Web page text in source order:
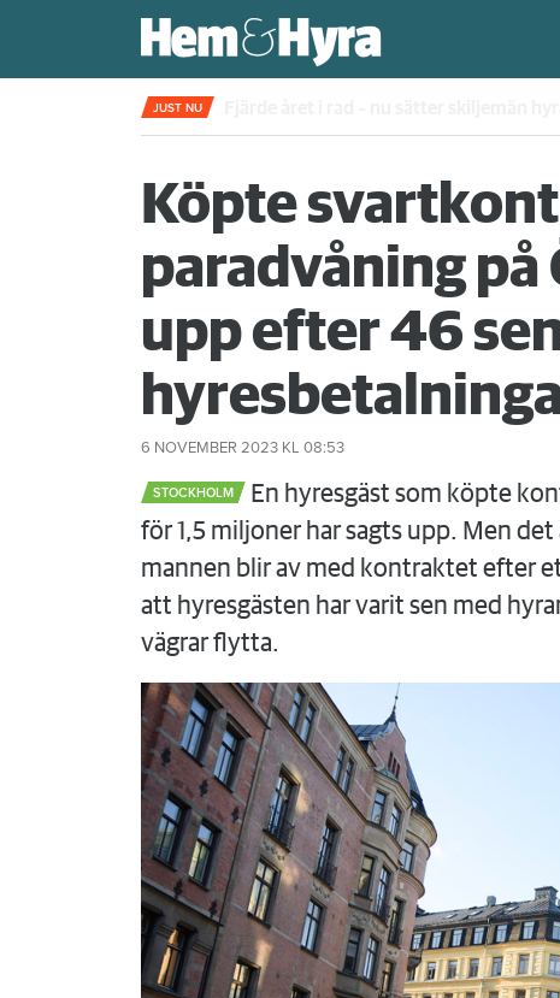
JUST NU
Köpte
paradvåning på
upp efter 46
6 NOVEMBER 2023 KL 08:53
STOCKHOLM
En hyresgäst som köpte
för 1,5 miljoner har sagts upp. Men
mannen blir av med kontraktet efter
att hyresgästen har varit sen med
vägrar flytta.